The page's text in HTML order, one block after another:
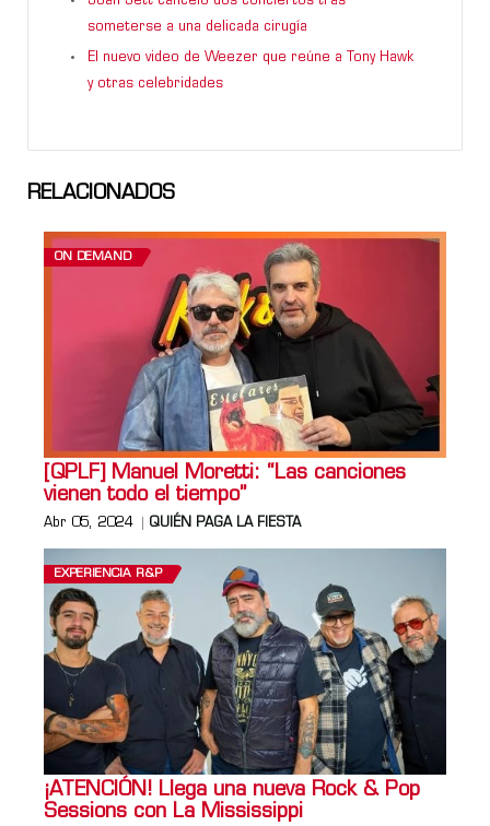
someterse a una delicada cirugía
El nuevo video de Weezer que reúne a Tony Hawk
y otras celebridades
RELACIONADOS
ON DEMAND
[QPLF] Manuel Moretti: “Las canciones
vienen todo el tiempo”
Abr 05, 2024 QUIÉN PAGA LA FIESTA
EXPERIENCIA R&P
¡ATENCIÓN! Llega una nueva Rock & Pop
Sessions con La Mississippi